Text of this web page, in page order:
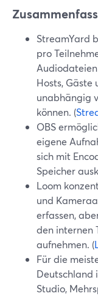
StreamYard
pro
Hosts,
unabhängig
können. (
OBS
eigene
sich mit
Speicher
Loom
und
erfassen,
den internen
aufnehmen. (
Für die
Deutschland
Studio,